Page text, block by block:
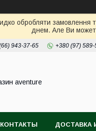
обробляти замовлення
днем. Але Ви
943-37-65 +380 (97) 589-
aventure
КОНТАКТЫ ДОСТАВКА